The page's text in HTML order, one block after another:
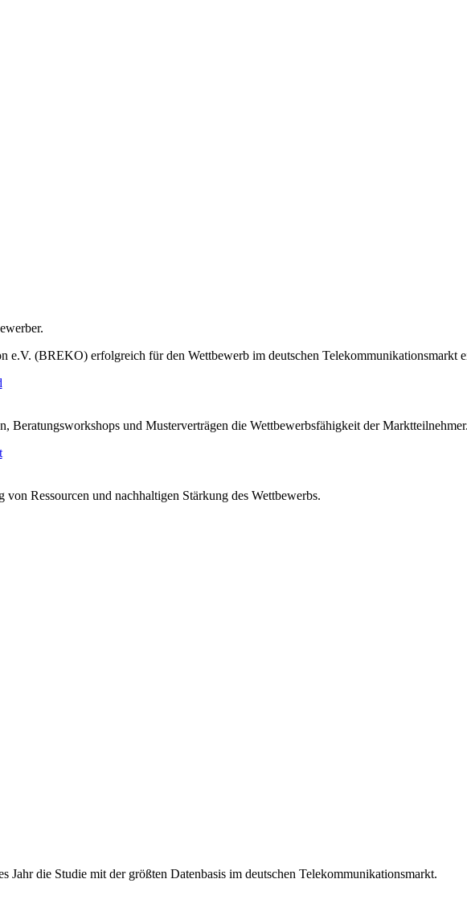
e.V. (BREKO) erfolgreich für den Wettbewerb im deutschen Telekommunikationsmarkt
Beratungsworkshops und Musterverträgen die Wettbewerbsfähigkeit der
Ressourcen und nachhaltigen Stärkung des Wettbewerbs.
die Studie mit der größten Datenbasis im deutschen Telekommunikationsmarkt.